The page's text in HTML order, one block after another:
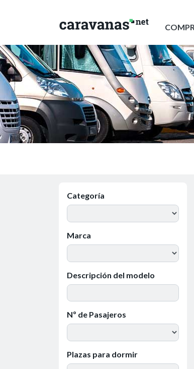
Categoría
Marca
Descripción del modelo
Nº de Pasajeros
Plazas para dormir